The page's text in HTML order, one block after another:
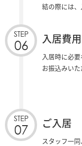
結の際には、
STEP
06 入居費
入居時に必
お振込みいた
STEP
07 ご入居
スタッフ一